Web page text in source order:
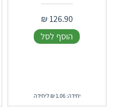
126.90
₪
הוסף לסל
יחידה: 1.06 ₪ ליחידה